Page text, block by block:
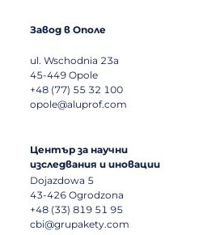
Завод в Ополе
ul. Wschodnia 23a
45-449 Opole
+48 (77) 55 32 100
opole@aluprof.com
Център за научни
изследвания и иновации
Dojazdowa 5
43-426 Ogrodzona
+48 (33) 819 51 95
cbi@grupakety.com